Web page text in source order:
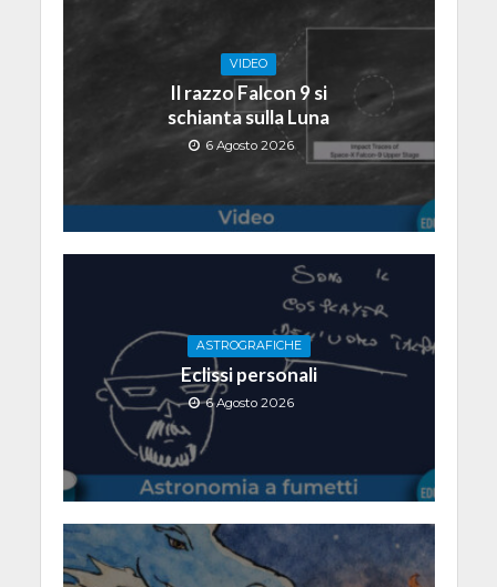
VIDEO
Il razzo Falcon 9 si
schianta sulla Luna
6 Agosto 2026
ASTROGRAFICHE
Eclissi personali
6 Agosto 2026